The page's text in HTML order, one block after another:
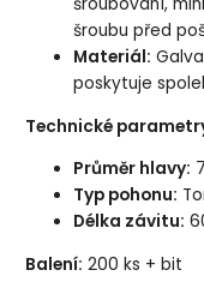
šroubu před
Materiál:
poskytuje
Technické
Průměr hlavy:
Typ pohonu:
Délka závitu:
Balení: 200 ks + bit